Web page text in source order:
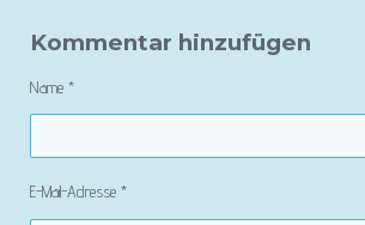
Kommentar hinzufügen
Name *
E-Mail-Adresse *